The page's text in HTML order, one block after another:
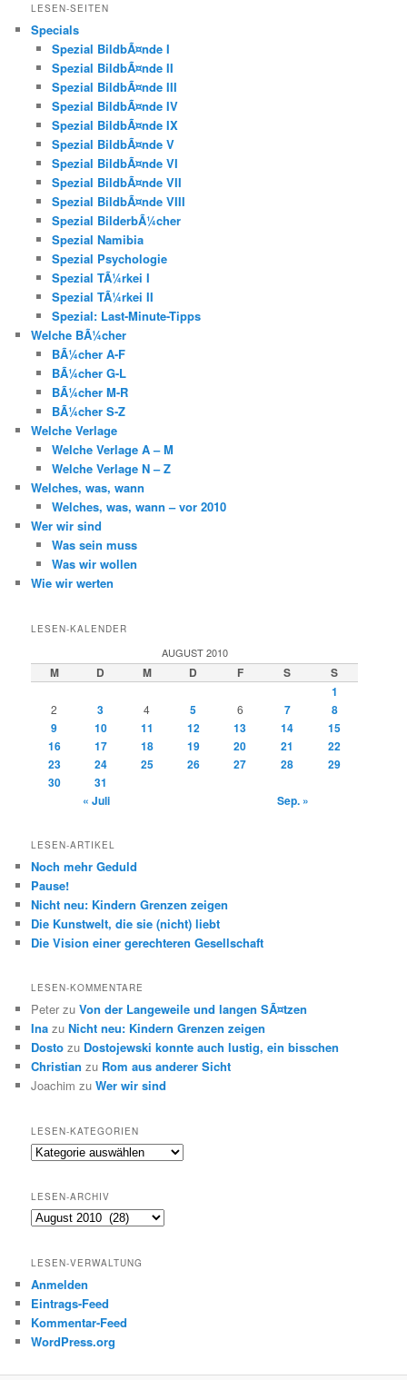
LESEN-SEITEN
Specials
Spezial BildbÃ¤nde I
Spezial BildbÃ¤nde II
Spezial BildbÃ¤nde III
Spezial BildbÃ¤nde IV
Spezial BildbÃ¤nde IX
Spezial BildbÃ¤nde V
Spezial BildbÃ¤nde VI
Spezial BildbÃ¤nde VII
Spezial BildbÃ¤nde VIII
Spezial BilderbÃ¼cher
Spezial Namibia
Spezial Psychologie
Spezial TÃ¼rkei I
Spezial TÃ¼rkei II
Spezial: Last-Minute-Tipps
Welche BÃ¼cher
BÃ¼cher A-F
BÃ¼cher G-L
BÃ¼cher M-R
BÃ¼cher S-Z
Welche Verlage
Welche Verlage A – M
Welche Verlage N – Z
Welches, was, wann
Welches, was, wann – vor 2010
Wer wir sind
Was sein muss
Was wir wollen
Wie wir werten
LESEN-KALENDER
AUGUST 2010
M D M D F S
S
1
2 3 4 5 6 7
8
9
10 11 12 13 14
15
16
17 18 19 20 21
22
23
24 25 26 27 28
29
30
31
« Juli
Sep. »
LESEN-ARTIKEL
Noch mehr Geduld
Pause!
Nicht neu: Kindern Grenzen zeigen
Die Kunstwelt, die sie (nicht) liebt
Die Vision einer gerechteren Gesellschaft
LESEN-KOMMENTARE
Peter zuVon der Langeweile und langen SÃ¤tzen
Ina zuNicht neu: Kindern Grenzen zeigen
Dosto zu Dostojewski konnte auch lustig, ein bisschen
Christian zu Rom aus anderer Sicht
Joachim zuWer wir sind
LESEN-KATEGORIEN
Lesen-
LESEN-ARCHIV
Lesen-
LESEN-VERWALTUNG
Anmelden
Eintrags-Feed
Kommentar-Feed
WordPress.org